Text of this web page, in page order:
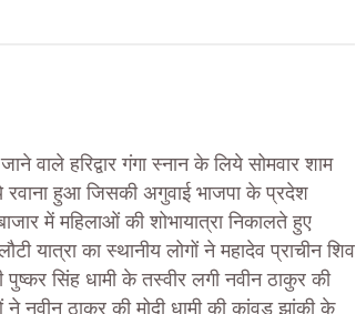
वाले हरिद्वार गंगा स्नान के लिये सोमवार शाम
रवाना हुआ जिसकी अगुवाई भाजपा के प्रदेश
में महिलाओं की शोभायात्रा निकालते हुए
यात्रा का स्थानीय लोगों ने महादेव प्राचीन शिव
सिंह धामी के तस्वीर लगी नवीन ठाकुर की
नवीन ठाकुर की मोदी धामी की कांवड़ झांकी के